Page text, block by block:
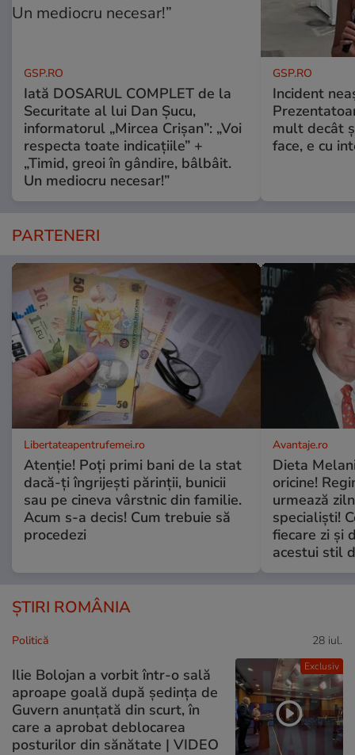
GSP.RO
Iată DOSARUL COMPLET de la
Securitate al lui Dan Șucu,
informatorul „Mircea Crișan”: „Voi
respecta toate indicațiile” +
„Timid, greoi în gândire, bâlbâit.
Un mediocru necesar!”
GSP.RO
Incident
mult decât
face, e cu
PARTENERI
Libertateapentrufemei.ro
Atenție! Poți primi bani de la stat
dacă-ți îngrijești părinții, bunicii
sau pe cineva vârstnic din familie.
Acum s-a decis! Cum trebuie să
procedezi
Avantaje.ro
Dieta
oricine!
urmează
specialiști!
fiecare zi și
acestui stil
ȘTIRI ROMÂNIA
Exclusiv
Politică 28 iul.
Ilie Bolojan a vorbit într-o sală
aproape goală după ședința de
Guvern anunțată din scurt, în
care a aprobat deblocarea
posturilor din sănătate | VIDEO